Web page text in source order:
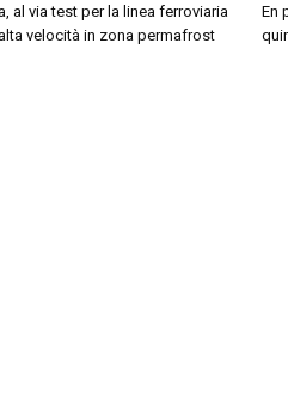
al via test per la linea ferroviaria
velocità in zona permafrost
En